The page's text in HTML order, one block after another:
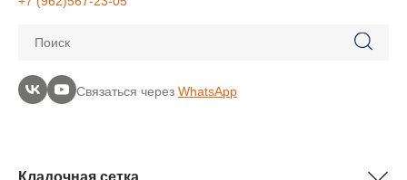
Поиск
Связаться через WhatsApp
Кладочная сетка